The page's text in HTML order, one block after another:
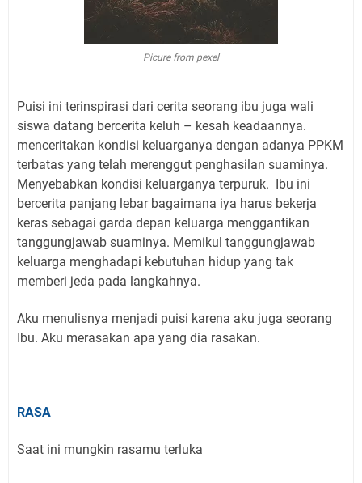
Picure from pexel
Puisi ini terinspirasi dari cerita seorang ibu juga wali
siswa datang bercerita keluh – kesah keadaannya.
menceritakan kondisi keluarganya dengan adanya PPKM
terbatas yang telah merenggut penghasilan suaminya.
Menyebabkan kondisi keluarganya terpuruk. Ibu ini
bercerita panjang lebar bagaimana iya harus bekerja
keras sebagai garda depan keluarga menggantikan
tanggungjawab suaminya. Memikul tanggungjawab
keluarga menghadapi kebutuhan hidup yang tak
memberi jeda pada langkahnya.
Aku menulisnya menjadi puisi karena aku juga seorang
Ibu. Aku merasakan apa yang dia rasakan.
RASA
Saat ini mungkin rasamu terluka